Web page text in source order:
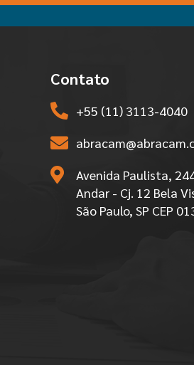
Contato
+55 (11) 3113-4040
Avenida Paulista,
Andar - Cj. 12 Bela
São Paulo, SP CEP